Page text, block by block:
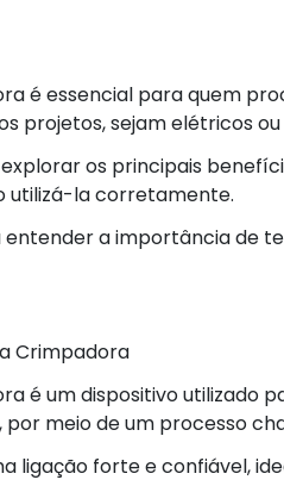
é essencial para quem
projetos, sejam elétricos ou
os principais
utilizá-la corretamente.
a importância de
Crimpadora
é um dispositivo utilizado
meio de um processo
ligação forte e confiável,